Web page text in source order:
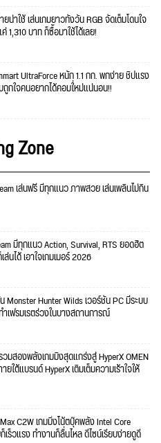
น่าใช้ เล่นเกมยาวทั้งวัน RGB จัดเต็มโดนใจ
1,310 บาท ก็ซื้อมาใช้ได้เลย!
UltraForce หนัก 1.1 กก. พกง่าย ชิปแรง
กใจคนอยากได้คอมใ่หม่แน่นอน!!
Zone
เล่นฟรี มีทุกแนว ภาพสวย เล่นเพลินไม่กิน
มีทุกแนว Action, Survival, RTS ยอดฮิต
นได้ เอาใจเกมเมอร์ 2026
Monster Hunter Wilds เวอร์ชัน PC มีระบบ
เฟรมเรตร่วงในบางสถานการณ์
วมสองพลังเกมมิงสุดแกร่งสู่ HyperX OMEN
ยใต้แบรนด์ HyperX เติมเต็มความเร้าใจให้
C2W เกมมิ่งโน้ตบุ๊คพลัง Intel Core
เร็วแรง ทำงานก็ลื่นไหล ดีไซน์เรียบง่ายดูดี